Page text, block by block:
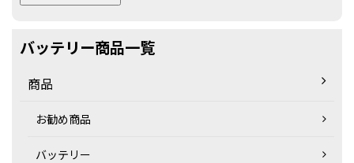
バッテリー商品一覧
商品
お勧め商品
バッテリー